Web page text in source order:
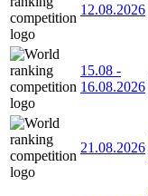
12.08.2026
15.08 -
16.08.2026
21.08.2026